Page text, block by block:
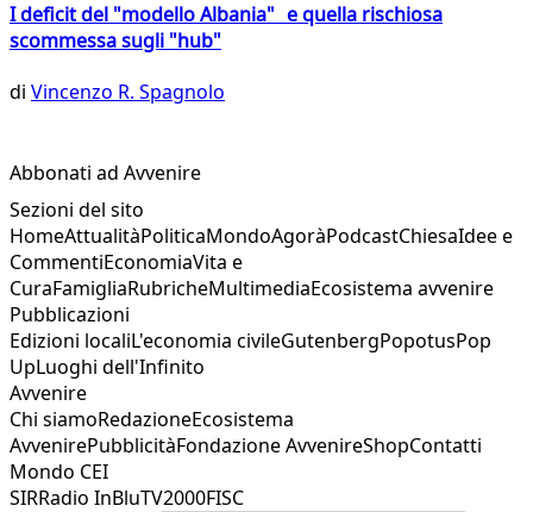
I deficit del "modello Albania" e quella rischiosa
scommessa sugli "hub"
di Vincenzo R. Spagnolo
Abbonati ad Avvenire
Sezioni del sito
HomeAttualitàPoliticaMondoAgoràPodcastChiesaIdee e
CommentiEconomiaVita e
CuraFamigliaRubricheMultimediaEcosistema avvenire
Pubblicazioni
Edizioni localiL'economia civileGutenbergPopotusPop
UpLuoghi dell'Infinito
Avvenire
Chi siamoRedazioneEcosistema
AvvenirePubblicitàFondazione AvvenireShopContatti
Mondo CEI
SIRRadio InBluTV2000FISC